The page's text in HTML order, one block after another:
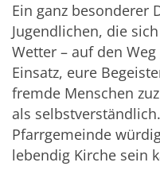
Ein ganz besonderer
Jugendlichen, die
Wetter – auf den
Einsatz, eure
fremde Menschen
als
Pfarrgemeinde
lebendig Kirche sein